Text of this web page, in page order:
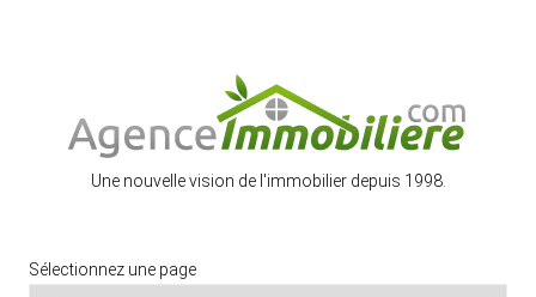
Une nouvelle vision de l'immobilier depuis 1998.
Sélectionnez une page